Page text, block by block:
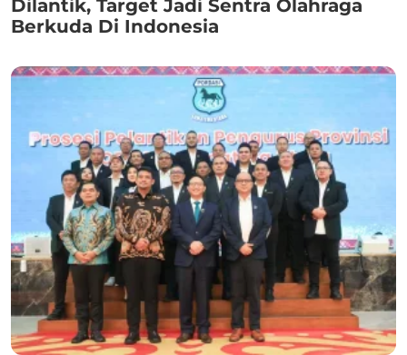
Dilantik, Target Jadi Sentra Olahraga
Berkuda Di Indonesia